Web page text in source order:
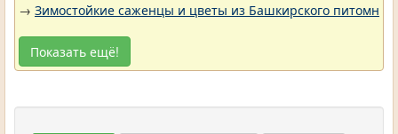
→ Зимостойкие саженцы и цветы из Башкирского
Показать ещё!